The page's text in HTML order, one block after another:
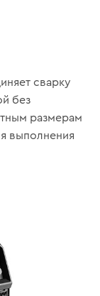
сварку
без
размерам
выполнения